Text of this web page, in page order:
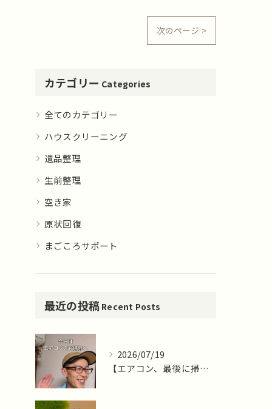
次のページ >
カテゴリー Categories
全てのカテゴリー
ハウスクリーニング
遺品整理
生前整理
空き家
原状回復
まごころサポート
最近の投稿 Recent Posts
2026/07/19
【エアコン、最後に掃除したのはいつですか？🌿】